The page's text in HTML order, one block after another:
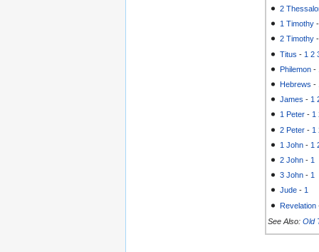
2
1 Timothy
2 Timothy
Titus - 1 2
Philemon -
Hebrews -
James - 1
1 Peter - 1
2 Peter - 1
1 John - 1
2 John - 1
3 John - 1
Jude - 1
Revelation
See Also: Old